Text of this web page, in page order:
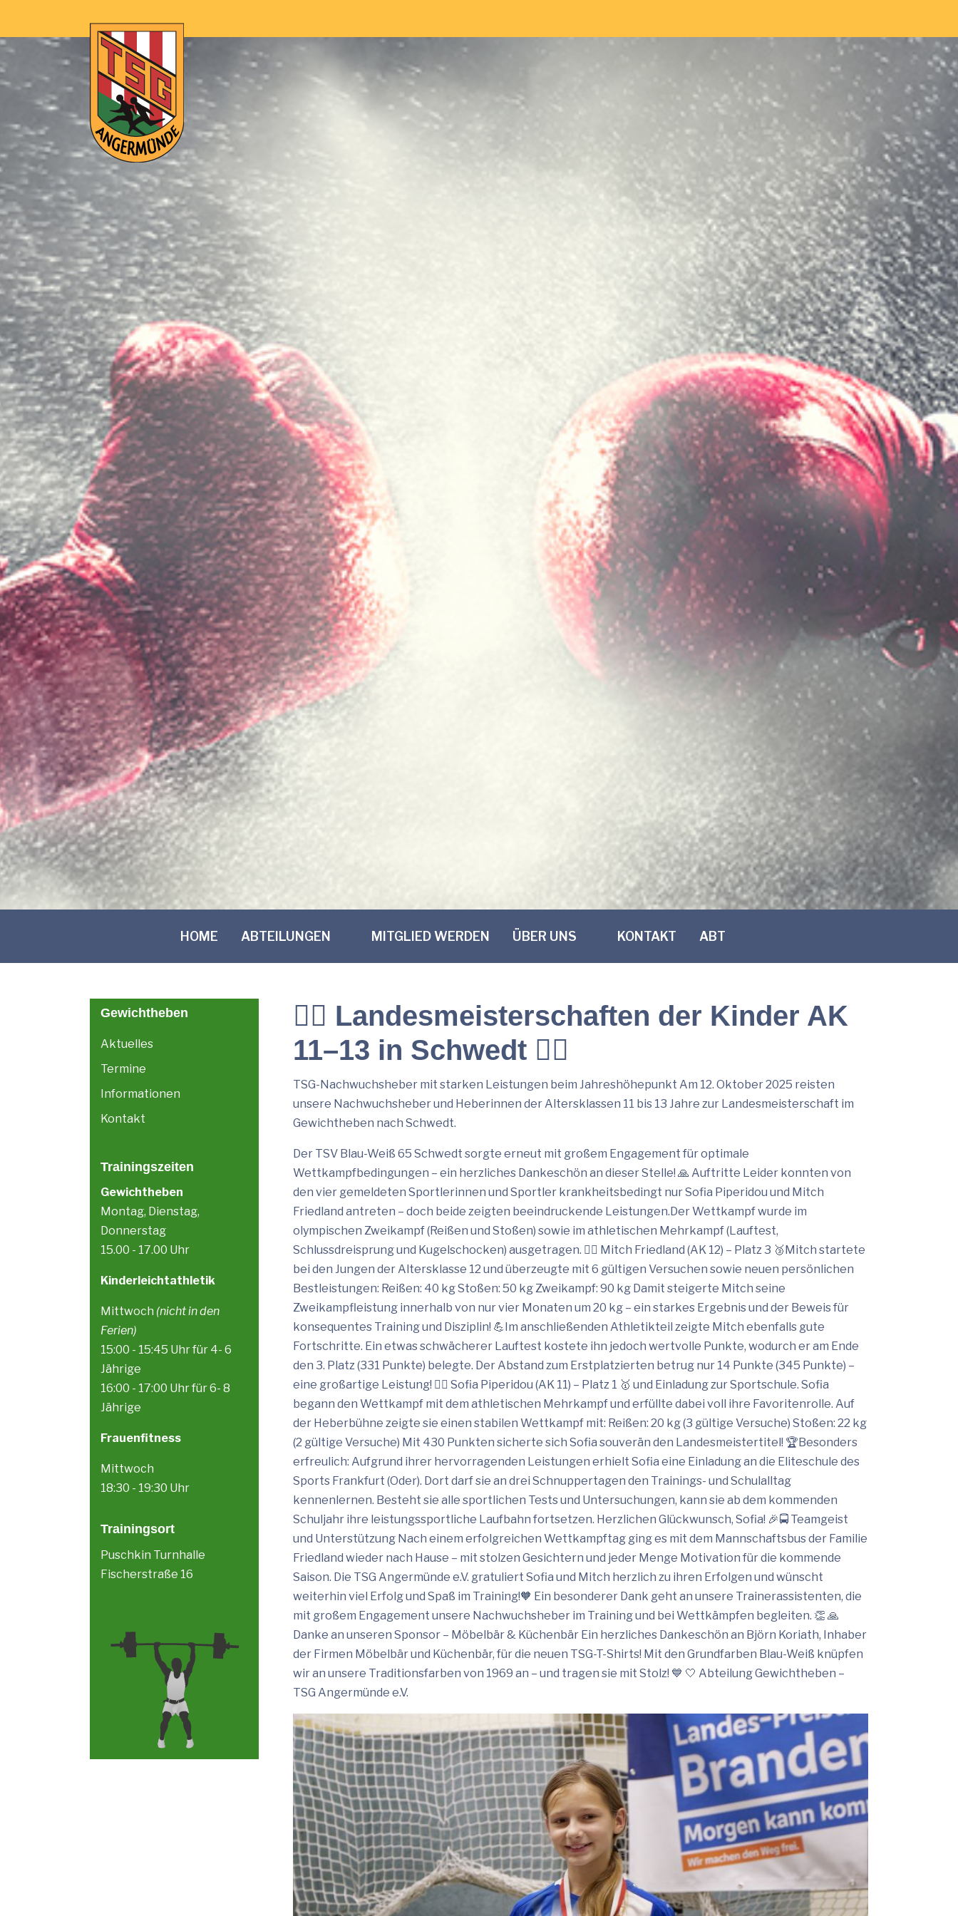
HOME ABTEILUNGEN MITGLIED WERDEN ÜBER UNS KONTAKT ABT
Gewichtheben
Aktuelles
Termine
Informationen
Kontakt
Trainingszeiten
Gewichtheben
Montag, Dienstag,
Donnerstag
15.00 - 17.00 Uhr
Kinderleichtathletik
Mittwoch (nicht in den
Ferien)
15:00 - 15:45 Uhr für 4- 6
Jährige
16:00 - 17:00 Uhr für 6- 8
Jährige
Frauenfitness
Mittwoch
18:30 - 19:30 Uhr
Trainingsort
Puschkin Turnhalle
Fischerstraße 16
🏋️‍♀️ Landesmeisterschaften der Kinder AK
11–13 in Schwedt 🏋️‍♂️
TSG-Nachwuchsheber mit starken Leistungen beim Jahreshöhepunkt Am 12. Oktober 2025 reisten
unsere Nachwuchsheber und Heberinnen der Altersklassen 11 bis 13 Jahre zur Landesmeisterschaft im
Gewichtheben nach Schwedt.
Der TSV Blau-Weiß 65 Schwedt sorgte erneut mit großem Engagement für optimale
Wettkampfbedingungen – ein herzliches Dankeschön an dieser Stelle! 🙏 Auftritte Leider konnten von
den vier gemeldeten Sportlerinnen und Sportler krankheitsbedingt nur Sofia Piperidou und Mitch
Friedland antreten – doch beide zeigten beeindruckende Leistungen.Der Wettkampf wurde im
olympischen Zweikampf (Reißen und Stoßen) sowie im athletischen Mehrkampf (Lauftest,
Schlussdreisprung und Kugelschocken) ausgetragen. 🏋️‍♂️ Mitch Friedland (AK 12) – Platz 3 🥉Mitch startete
bei den Jungen der Altersklasse 12 und überzeugte mit 6 gültigen Versuchen sowie neuen persönlichen
Bestleistungen: Reißen: 40 kg Stoßen: 50 kg Zweikampf: 90 kg Damit steigerte Mitch seine
Zweikampfleistung innerhalb von nur vier Monaten um 20 kg – ein starkes Ergebnis und der Beweis für
konsequentes Training und Disziplin! 💪Im anschließenden Athletikteil zeigte Mitch ebenfalls gute
Fortschritte. Ein etwas schwächerer Lauftest kostete ihn jedoch wertvolle Punkte, wodurch er am Ende
den 3. Platz (331 Punkte) belegte. Der Abstand zum Erstplatzierten betrug nur 14 Punkte (345 Punkte) –
eine großartige Leistung! 🏋️‍♀️ Sofia Piperidou (AK 11) – Platz 1 🥇 und Einladung zur Sportschule. Sofia
begann den Wettkampf mit dem athletischen Mehrkampf und erfüllte dabei voll ihre Favoritenrolle. Auf
der Heberbühne zeigte sie einen stabilen Wettkampf mit: Reißen: 20 kg (3 gültige Versuche) Stoßen: 22 kg
(2 gültige Versuche) Mit 430 Punkten sicherte sich Sofia souverän den Landesmeistertitel! 🏆Besonders
erfreulich: Aufgrund ihrer hervorragenden Leistungen erhielt Sofia eine Einladung an die Eliteschule des
Sports Frankfurt (Oder). Dort darf sie an drei Schnuppertagen den Trainings- und Schulalltag
kennenlernen. Besteht sie alle sportlichen Tests und Untersuchungen, kann sie ab dem kommenden
Schuljahr ihre leistungssportliche Laufbahn fortsetzen. Herzlichen Glückwunsch, Sofia! 🎉🚍 Teamgeist
und Unterstützung Nach einem erfolgreichen Wettkampftag ging es mit dem Mannschaftsbus der Familie
Friedland wieder nach Hause – mit stolzen Gesichtern und jeder Menge Motivation für die kommende
Saison. Die TSG Angermünde e.V. gratuliert Sofia und Mitch herzlich zu ihren Erfolgen und wünscht
weiterhin viel Erfolg und Spaß im Training!🧡 Ein besonderer Dank geht an unsere Trainerassistenten, die
mit großem Engagement unsere Nachwuchsheber im Training und bei Wettkämpfen begleiten. 👏 🙏
Danke an unseren Sponsor – Möbelbär & Küchenbär Ein herzliches Dankeschön an Björn Koriath, Inhaber
der Firmen Möbelbär und Küchenbär, für die neuen TSG-T-Shirts! Mit den Grundfarben Blau-Weiß knüpfen
wir an unsere Traditionsfarben von 1969 an – und tragen sie mit Stolz! 💙 🤍 Abteilung Gewichtheben –
TSG Angermünde e.V.